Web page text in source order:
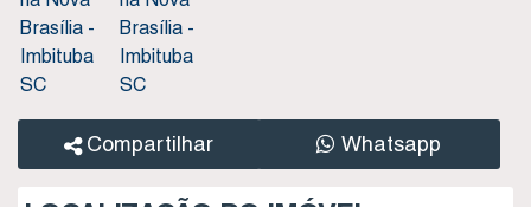
Compartilhar Whatsapp